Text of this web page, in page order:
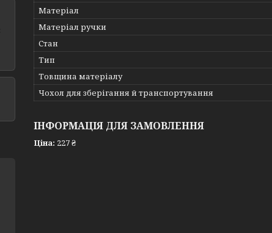
Матеріал
Матеріал ручки
Стан
Тип
Товщина матеріалу
Чохол для зберігання й транспортування
ІНФОРМАЦІЯ ДЛЯ ЗАМОВЛЕННЯ
Ціна: 227 ₴